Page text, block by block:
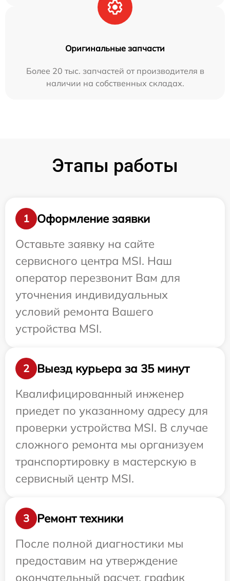
Оригинальные запчасти
Более 20 тыс. запчастей от производителя в
наличии на собственных складах.
Этапы работы
1
Оформление заявки
Оставьте заявку на сайте
сервисного центра MSI. Наш
оператор перезвонит Вам для
уточнения индивидуальных
условий ремонта Вашего
устройства MSI.
2
Выезд курьера за 35 минут
Квалифицированный инженер
приедет по указанному адресу для
проверки устройства MSI. В случае
сложного ремонта мы организуем
транспортировку в мастерскую в
сервисный центр MSI.
3
Ремонт техники
После полной диагностики мы
предоставим на утверждение
окончательный расчет, график